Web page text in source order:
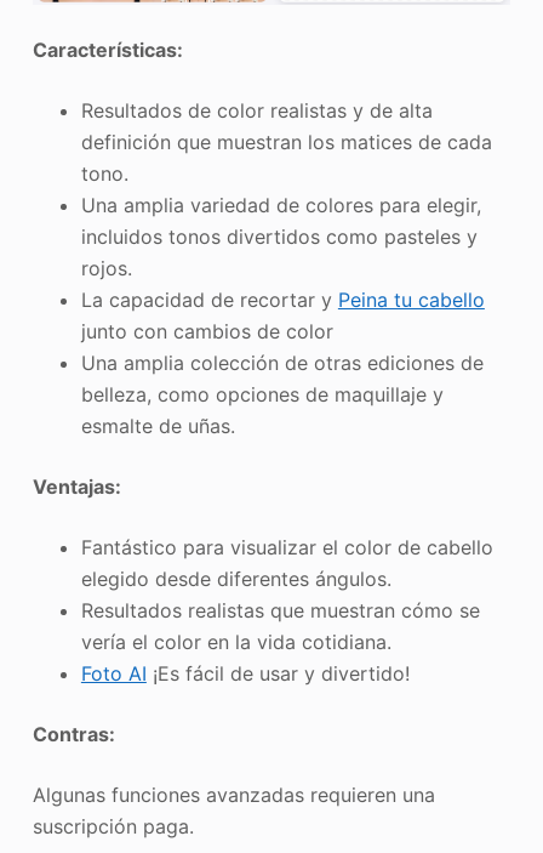
Características:
Resultados de color realistas y de alta
definición que muestran los matices de cada
tono.
Una amplia variedad de colores para elegir,
incluidos tonos divertidos como pasteles y
rojos.
La capacidad de recortar y Peina tu cabello
junto con cambios de color
Una amplia colección de otras ediciones de
belleza, como opciones de maquillaje y
esmalte de uñas.
Ventajas:
Fantástico para visualizar el color de cabello
elegido desde diferentes ángulos.
Resultados realistas que muestran cómo se
vería el color en la vida cotidiana.
Foto AI ¡Es fácil de usar y divertido!
Contras:
Algunas funciones avanzadas requieren una
suscripción paga.